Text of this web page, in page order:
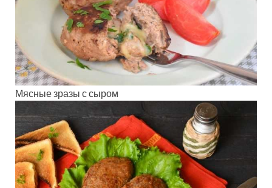
Мясные зразы с сыром